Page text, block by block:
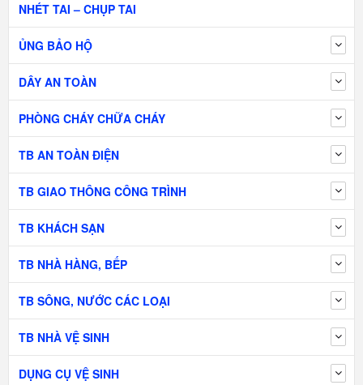
NHÉT TAI – CHỤP TAI
ỦNG BẢO HỘ
DÂY AN TOÀN
PHÒNG CHÁY CHỮA CHÁY
TB AN TOÀN ĐIỆN
TB GIAO THÔNG CÔNG TRÌNH
TB KHÁCH SẠN
TB NHÀ HÀNG, BẾP
TB SÔNG, NƯỚC CÁC LOẠI
TB NHÀ VỆ SINH
DỤNG CỤ VỆ SINH